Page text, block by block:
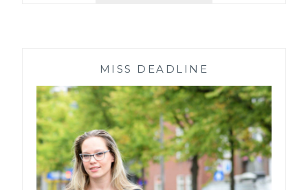
VOOR
MEER
RUST
EN
TEVREDENHEID
IN
HOOFD
EN
MISS DEADLINE